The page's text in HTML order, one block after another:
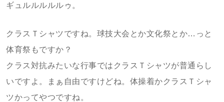
ギュルルルルルゥ。
クラスＴシャツですね。球技大会とか文化祭とか…っと
体育祭もですか？
クラス対抗みたいな行事ではクラスＴシャツが普通らし
いですよ。まぁ自由ですけどね。体操着かクラスＴシャ
ツかってやつですね。